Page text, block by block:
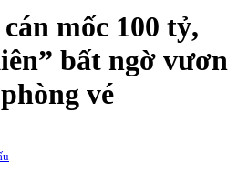
mốc 100 tỷ,
bất ngờ vươn
vé